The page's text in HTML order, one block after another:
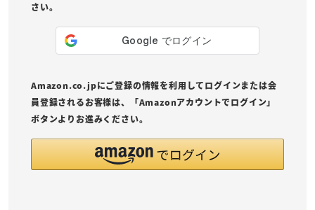
さい。
Amazon.co.jpにご登録の情報を利用してログインまたは会
員登録されるお客様は、「Amazonアカウントでログイン」
ボタンよりお進みください。